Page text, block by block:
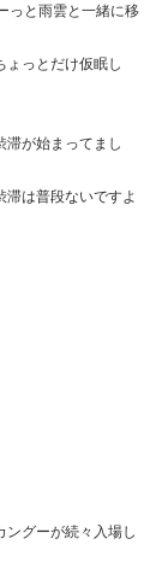
っと雨雲と一緒に移
ょっとだけ仮眠し
滞が始まってまし
滞は普段ないですよ
ングーが続々入場し